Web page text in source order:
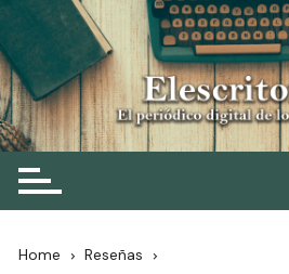
Skip
to
content
Elescritor.es
El periódico digital de los escritores
Home
Reseñas